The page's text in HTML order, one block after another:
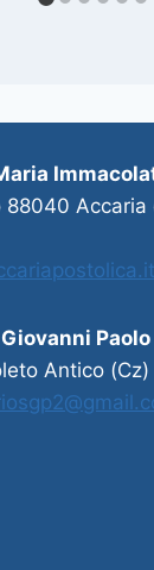
88040
Paolo
Antico (Cz)